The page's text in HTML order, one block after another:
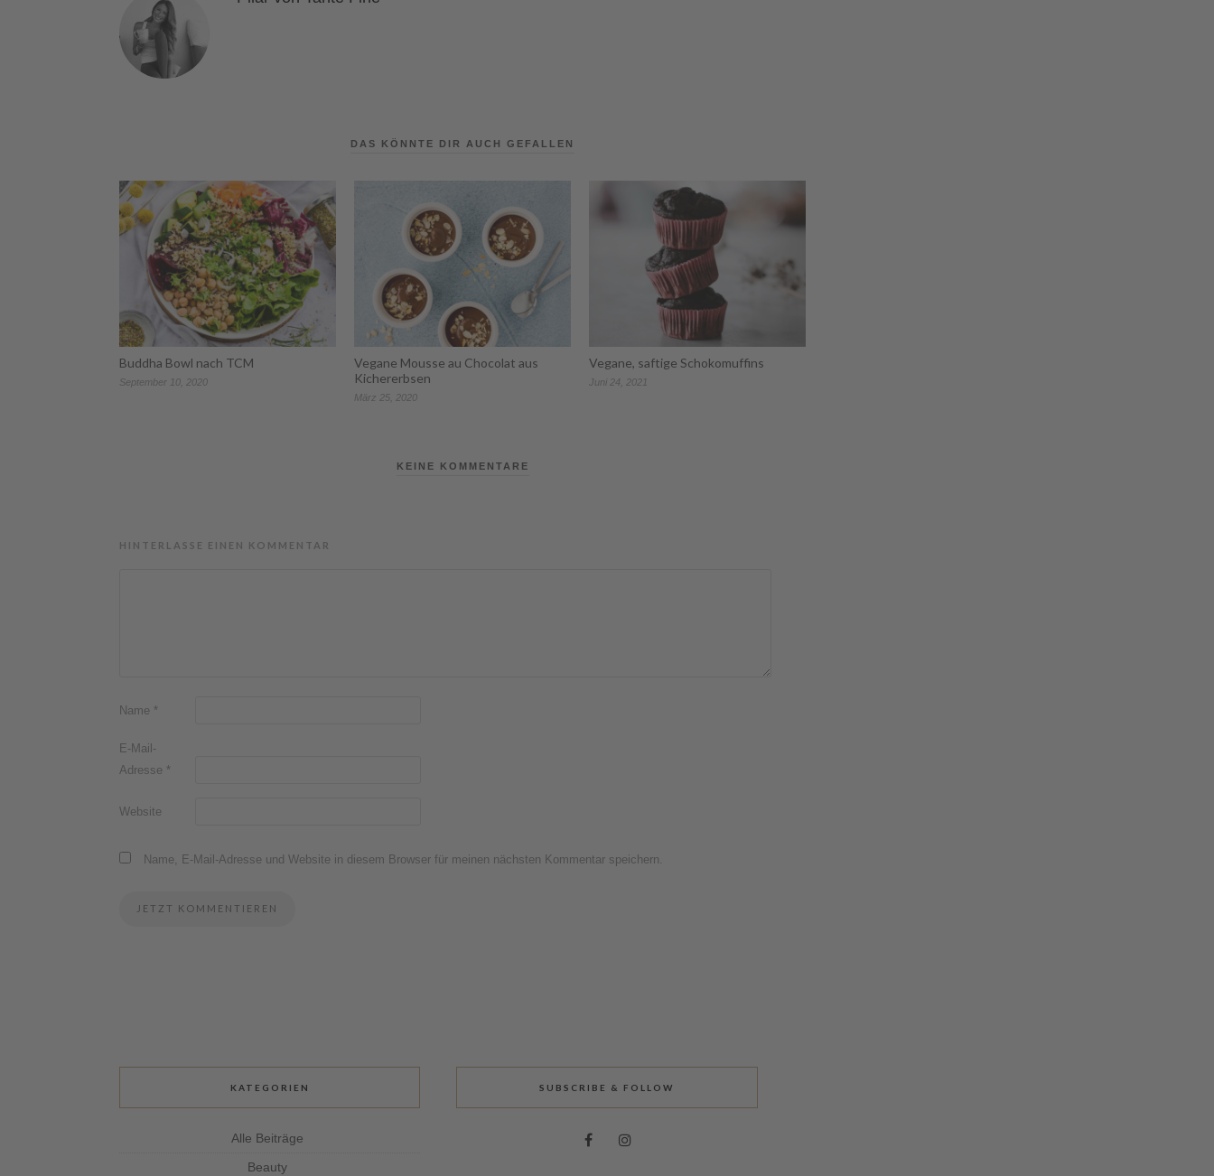
DAS KÖNNTE DIR AUCH GEFALLEN
Buddha Bowl nach TCM
September 10, 2020
Vegane Mousse au Chocolat aus
Kichererbsen
März 25, 2020
Vegane, saftige Schokomuffins
Juni 24, 2021
KEINE KOMMENTARE
HINTERLASSE EINEN KOMMENTAR
Name *
E-Mail-
Adresse *
Website
Name, E-Mail-Adresse und Website in diesem Browser für meinen nächsten Kommentar speichern.
KATEGORIEN
Alle Beiträge
Beauty
SUBSCRIBE & FOLLOW